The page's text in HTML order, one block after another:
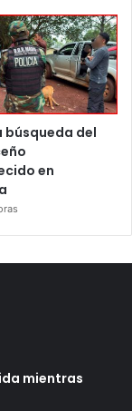
búsqueda del
en
mientras